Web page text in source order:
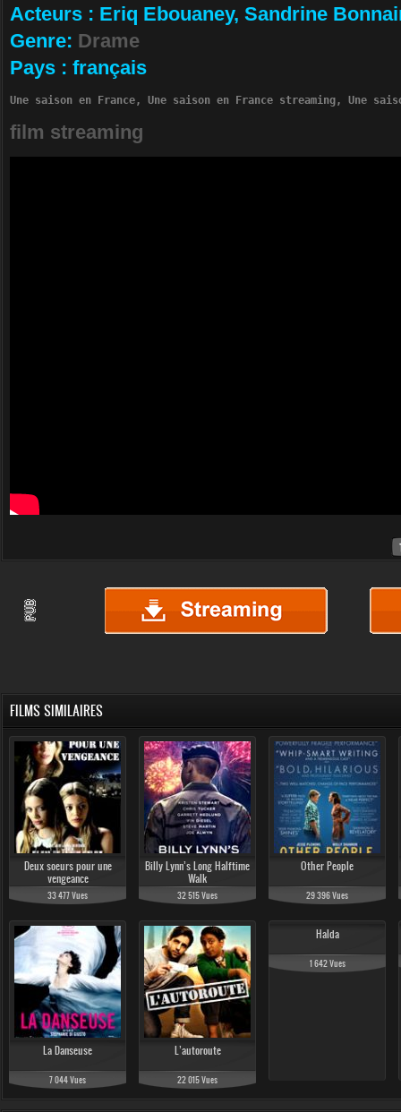
Ac­teurs : Eriq Ebouaney, Sandrine
Ge­nre: Drame
Pa­ys : français
Une saison en France, Une saison en France streaming, Une
film streaming
FILMS SIMILAIRES
Deux soeurs pour une
vengeance
33 477 Vues
Billy Lynn’s Long Halftime
Walk
32 515 Vues
Other People
29 396 Vues
La Danseuse
7 044 Vues
L’autoroute
22 015 Vues
Halda
1 642 Vues